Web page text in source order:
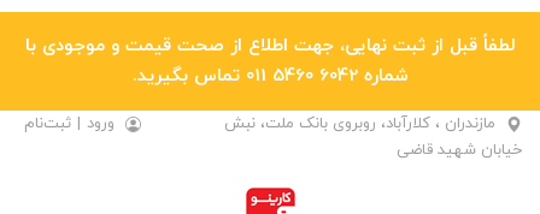
لطفاً قبل از ثبت نهایی، جهت اطلاع از صحت قیمت و موجودی با
شماره 6042 5460 011 تماس بگیرید.
مازندران ، کلارآباد، روبروی بانک ملت، نبش
خیابان شهید قاضی
ورود | ثبت‌نام